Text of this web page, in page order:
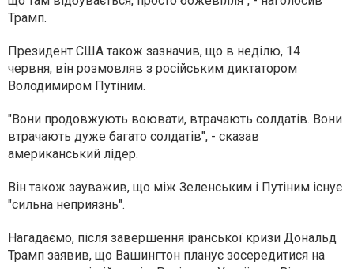
Трамп.
Президент США також зазначив, що в неділю, 14
червня, він розмовляв з російським диктатором
Володимиром Путіним.
"Вони продовжують воювати, втрачають солдатів. Вони
втрачають дуже багато солдатів", - сказав
американський лідер.
Він також зауважив, що між Зеленським і Путіним існує
"сильна неприязнь".
Нагадаємо, після завершення іранської кризи Дональд
Трамп заявив, що Вашингтон планує зосередитися на